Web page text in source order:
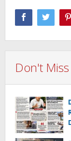
Don't Miss